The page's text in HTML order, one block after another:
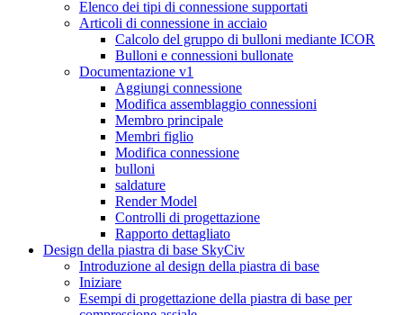
Elenco dei tipi di connessione supportati
Articoli di connessione in acciaio
Calcolo del gruppo di bulloni mediante ICOR
Bulloni e connessioni bullonate
Documentazione v1
Aggiungi connessione
Modifica assemblaggio connessioni
Membro principale
Membri figlio
Modifica connessione
bulloni
saldature
Render Model
Controlli di progettazione
Rapporto dettagliato
Design della piastra di base SkyCiv
Introduzione al design della piastra di base
Iniziare
Esempi di progettazione della piastra di base per